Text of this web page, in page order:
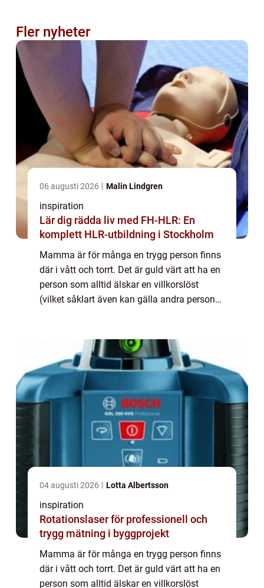
Fler nyheter
06 augusti 2026 Malin Lindgren
inspiration
Lär dig rädda liv med FH-HLR: En
komplett HLR-utbildning i Stockholm
Mamma är för många en trygg person finns
där i vått och torrt. Det är guld värt att ha en
person som alltid älskar en villkorslöst
(vilket såklart även kan gälla andra personer
04 augusti 2026 Lotta Albertsson
inspiration
Rotationslaser för professionell och
trygg mätning i byggprojekt
Mamma är för många en trygg person finns
där i vått och torrt. Det är guld värt att ha en
person som alltid älskar en villkorslöst